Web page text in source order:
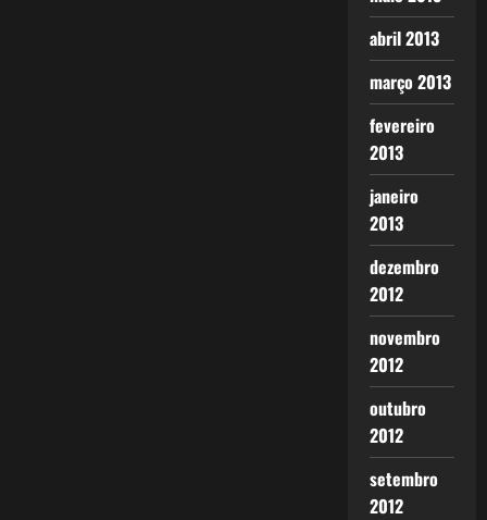
abril 2013
março 2013
fevereiro
2013
janeiro
2013
dezembro
2012
novembro
2012
outubro
2012
setembro
2012